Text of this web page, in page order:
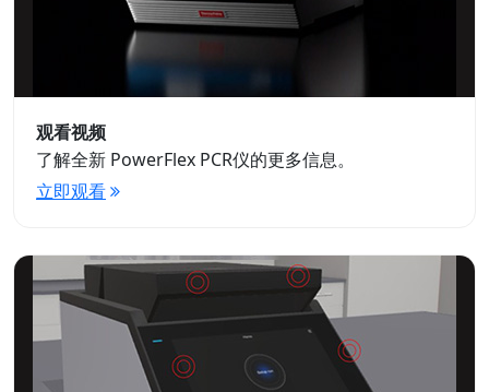
观看视频
了解全新 PowerFlex PCR仪的更多信息。
立即观看